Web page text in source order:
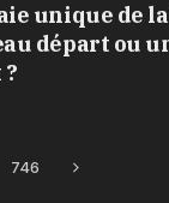
unique de la
départ ou
746 Next